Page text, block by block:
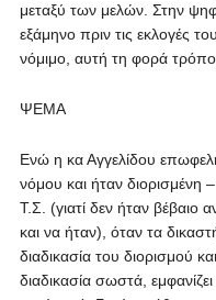
μεταξύ των μελών. Στην
εξάμηνο πριν τις εκλογές
νόμιμο, αυτή τη φορά
ΨΕΜΑ
Ενώ η κα Αγγελίδου
νόμου και ήταν διορισμένη
Τ.Σ. (γιατί δεν ήταν βέβαιο
και να ήταν), όταν τα
διαδικασία του διορισμού
διαδικασία σωστά,